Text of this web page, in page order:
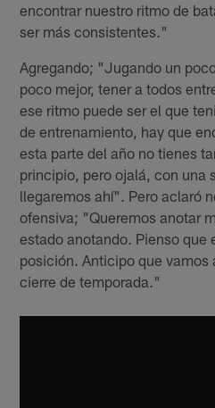
encontrar nuestro ritmo de
ser más consistentes."
Agregando; "Jugando un
poco mejor, tener a todos
ese ritmo puede ser el que
de entrenamiento, hay que
esta parte del año no tienes
principio, pero ojalá, con una
llegaremos ahí". Pero aclaró
ofensiva; "Queremos anotar
estado anotando. Pienso que
posición. Anticipo que vamos
cierre de temporada."